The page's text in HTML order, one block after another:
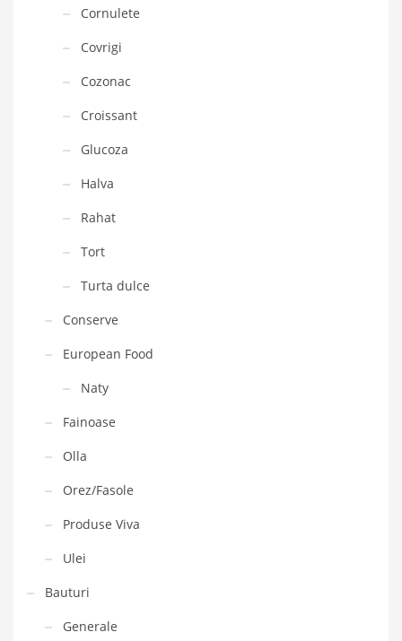
Cornulete
Covrigi
Cozonac
Croissant
Glucoza
Halva
Rahat
Tort
Turta dulce
Conserve
European Food
Naty
Fainoase
Olla
Orez/Fasole
Produse Viva
Ulei
Bauturi
Generale